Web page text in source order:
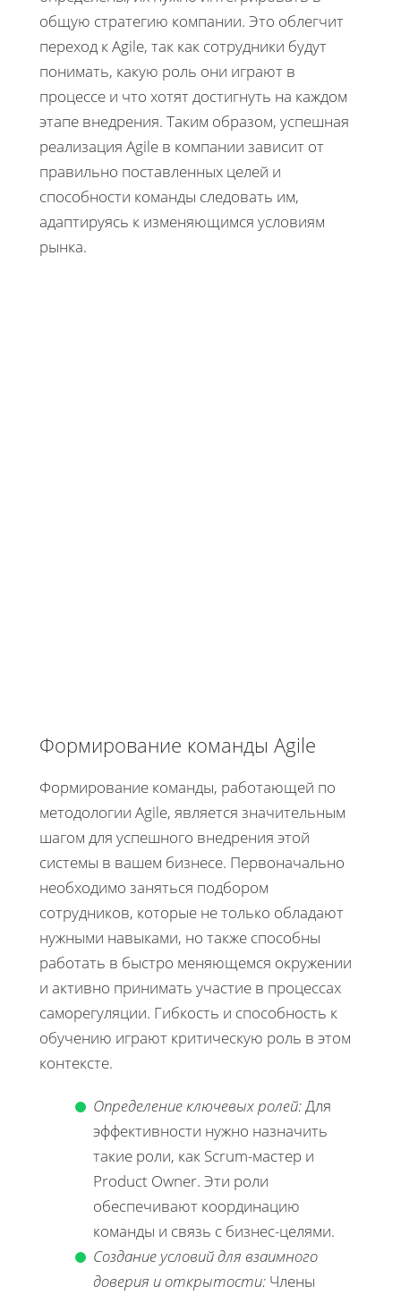
общую стратегию компании. Это облегчит
переход к Agile, так как сотрудники будут
понимать, какую роль они играют в
процессе и что хотят достигнуть на каждом
этапе внедрения. Таким образом, успешная
реализация Agile в компании зависит от
правильно поставленных целей и
способности команды следовать им,
адаптируясь к изменяющимся условиям
рынка.
Формирование команды Agile
Формирование команды, работающей по
методологии Agile, является значительным
шагом для успешного внедрения этой
системы в вашем бизнесе. Первоначально
необходимо заняться подбором
сотрудников, которые не только обладают
нужными навыками, но также способны
работать в быстро меняющемся окружении
и активно принимать участие в процессах
саморегуляции. Гибкость и способность к
обучению играют критическую роль в этом
контексте.
Определение ключевых ролей:Для
эффективности нужно назначить
такие роли, как Scrum-мастер и
Product Owner. Эти роли
обеспечивают координацию
команды и связь с бизнес-целями.
Создание условий для взаимного
доверия и открытости: Члены